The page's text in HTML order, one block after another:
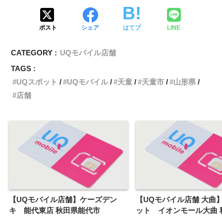
ポスト シェア はてブ LINE
CATEGORY : UQモバイル店舗
TAGS :
UQスポット
UQモバイル 天童 天童市
山形県
店舗
【UQモバイル店舗】ケーズデン
キ 能代東店 秋田県能代市
【UQモバイル店舗 大曲
ット イオンモール大曲